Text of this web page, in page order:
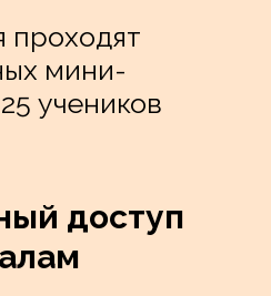
доступ
проходят
мини-
учеников